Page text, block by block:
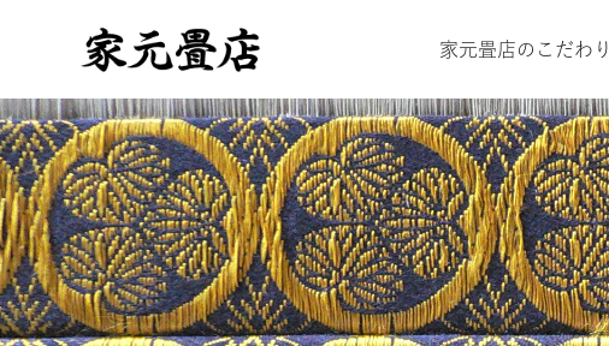
家元畳店のこだわり